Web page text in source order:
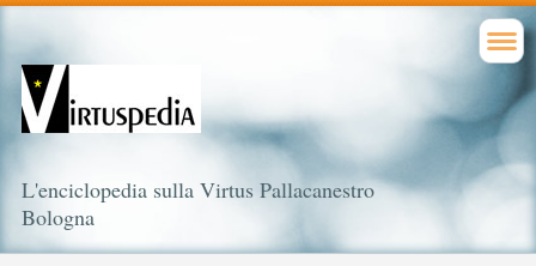
L'enciclopedia sulla Virtus Pallacanestro
Bologna